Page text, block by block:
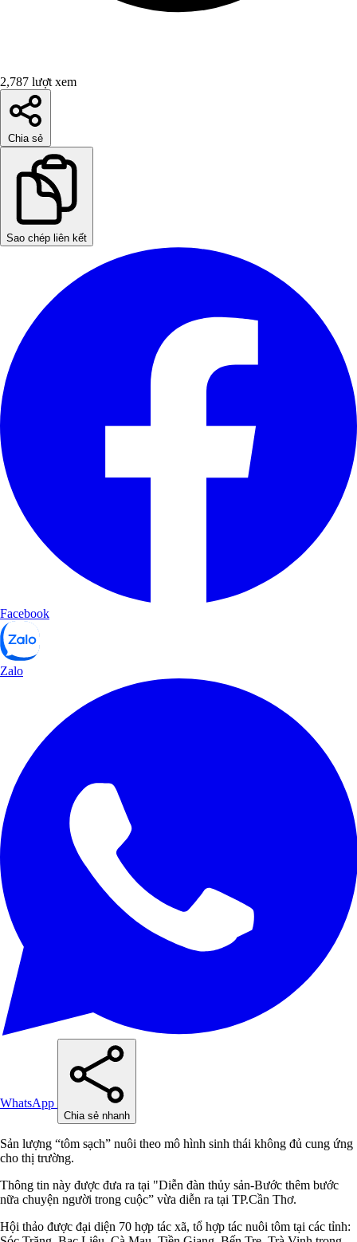
2,787 lượt xem
Chia sẻ
Sao chép liên kết
Facebook
Zalo
WhatsApp
Chia sẻ nhanh
Sản lượng “tôm sạch” nuôi theo mô hình sinh thái không đủ cung ứng
cho thị trường.
Thông tin này được đưa ra tại "Diễn đàn thủy sản-Bước thêm bước
nữa chuyện người trong cuộc” vừa diễn ra tại TP.Cần Thơ.
Hội thảo được đại diện 70 hợp tác xã, tổ hợp tác nuôi tôm tại các tỉnh: